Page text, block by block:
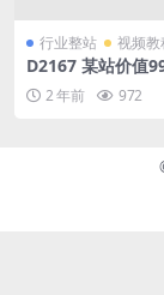
行业整站 视频教
D2167 某站价值
hp开发地图标注
带安装教程/线下
2 年前 972